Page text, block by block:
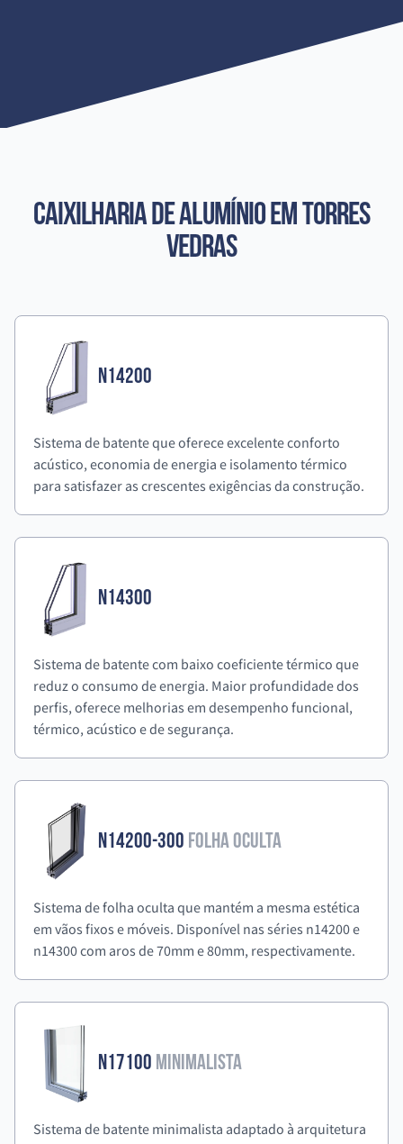
Caixilharia de Alumínioem Torres
Vedras
N14200
Sistema de batente que oferece excelente conforto
acústico, economia de energia e isolamento térmico
para satisfazer as crescentes exigências da construção.
N14300
Sistema de batente com baixo coeficiente térmico que
reduz o consumo de energia. Maior profundidade dos
perfis, oferece melhorias em desempenho funcional,
térmico, acústico e de segurança.
N14200-300 Folha Oculta
Sistema de folha oculta que mantém a mesma estética
em vãos fixos e móveis. Disponível nas séries n14200 e
n14300 com aros de 70mm e 80mm, respectivamente.
N17100 Minimalista
Sistema de batente minimalista adaptado à arquitetura